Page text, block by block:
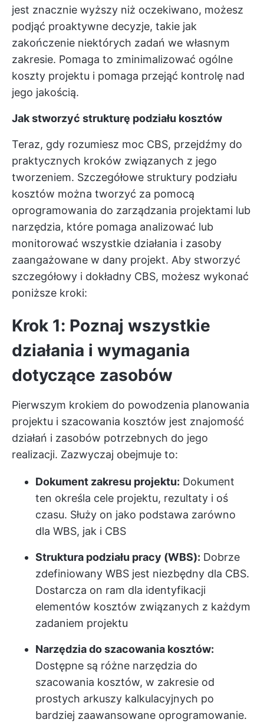
jest znacznie wyższy niż oczekiwano, możesz
podjąć proaktywne decyzje, takie jak
zakończenie niektórych zadań we własnym
zakresie. Pomaga to zminimalizować ogólne
koszty projektu i pomaga przejąć kontrolę nad
jego jakością.
Jak stworzyć strukturę podziału kosztów
Teraz, gdy rozumiesz moc CBS, przejdźmy do
praktycznych kroków związanych z jego
tworzeniem. Szczegółowe struktury podziału
kosztów można tworzyć za pomocą
oprogramowania do zarządzania projektami lub
narzędzia, które pomaga analizować lub
monitorować wszystkie działania i zasoby
zaangażowane w dany projekt. Aby stworzyć
szczegółowy i dokładny CBS, możesz wykonać
poniższe kroki:
Krok 1: Poznaj wszystkie
działania i wymagania
dotyczące zasobów
Pierwszym krokiem do powodzenia planowania
projektu i szacowania kosztów jest znajomość
działań i zasobów potrzebnych do jego
realizacji. Zazwyczaj obejmuje to:
Dokument zakresu projektu: Dokument
ten określa cele projektu, rezultaty i oś
czasu. Służy on jako podstawa zarówno
dla WBS, jak i CBS
Struktura podziału pracy (WBS): Dobrze
zdefiniowany WBS jest niezbędny dla CBS.
Dostarcza on ram dla identyfikacji
elementów kosztów związanych z każdym
zadaniem projektu
Narzędzia do szacowania kosztów:
Dostępne są różne narzędzia do
szacowania kosztów, w zakresie od
prostych arkuszy kalkulacyjnych po
bardziej zaawansowane oprogramowanie.